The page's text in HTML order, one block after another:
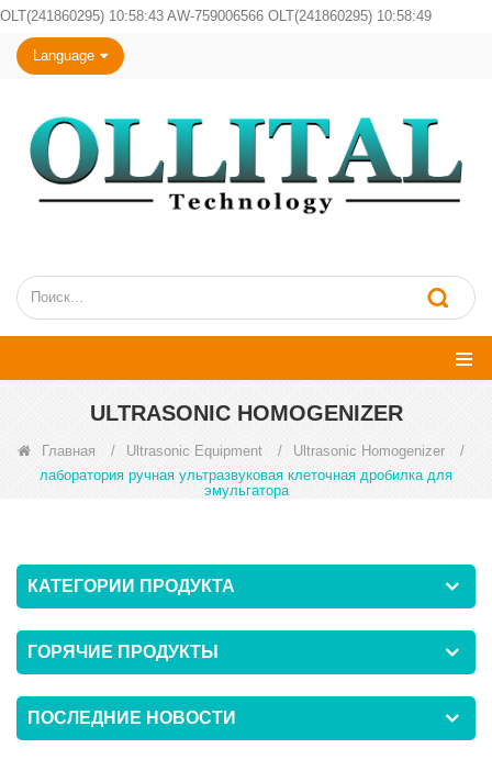
OLT(241860295) 10:58:43 AW-759006566 OLT(241860295) 10:58:49
Language
ULTRASONIC HOMOGENIZER
Главная / Ultrasonic Equipment / Ultrasonic Homogenizer
/
лаборатория ручная ультразвуковая клеточная дробилка для
эмульгатора
КАТЕГОРИИ ПРОДУКТА
ГОРЯЧИЕ ПРОДУКТЫ
ПОСЛЕДНИЕ НОВОСТИ